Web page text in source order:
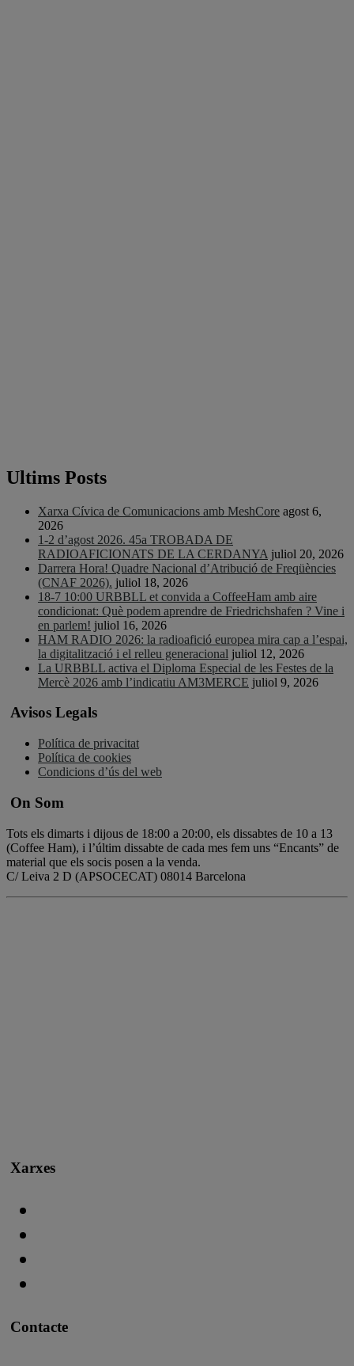
Ultims Posts
Xarxa Cívica de Comunicacions amb MeshCore agost 6,
2026
1-2 d’agost 2026. 45a TROBADA DE
RADIOAFICIONATS DE LA CERDANYA juliol 20, 2026
Darrera Hora! Quadre Nacional d’Atribució de Freqüències
(CNAF 2026). juliol 18, 2026
18-7 10:00 URBBLL et convida a CoffeeHam amb aire
condicionat: Què podem aprendre de Friedrichshafen ? Vine i
en parlem! juliol 16, 2026
HAM RADIO 2026: la radioafició europea mira cap a l’espai,
la digitalització i el relleu generacional juliol 12, 2026
La URBBLL activa el Diploma Especial de les Festes de la
Mercè 2026 amb l’indicatiu AM3MERCE juliol 9, 2026
Avisos Legals
Política de privacitat
Política de cookies
Condicions d’ús del web
On Som
Tots els dimarts i dijous de 18:00 a 20:00, els dissabtes de 10 a 13
(Coffee Ham), i l’últim dissabte de cada mes fem uns “Encants” de
material que els socis posen a la venda.
C/ Leiva 2 D (APSOCECAT) 08014 Barcelona
Xarxes
Contacte